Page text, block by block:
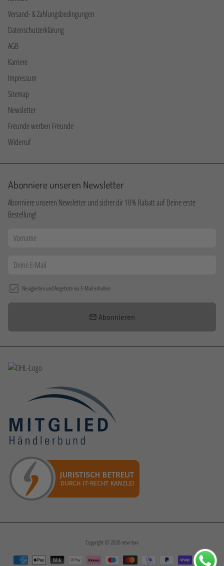
Versand- & Zahlungsbedingungen
Datenschutzerklärung
AGB
Karriere
Impressum
Sitemap
Newsletter
Freunde werben Freunde
Widerruf
Abonniere unseren Newsletter
Abonniere unseren Newsletter und sicher dir 10% Rabatt auf Deine erste
Bestellung!
Neuigkeiten und Angebote via E-Mail erhalten
email Abonnieren
Copyright © 2026new-bav
Zahlungsarten